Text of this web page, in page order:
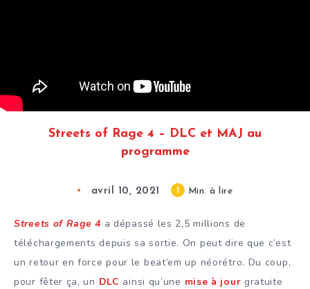
Streets of Rage 4 – DLC et MAJ au
programme
avril 10, 2021 1 Min. à lire
Streets of Rage 4 a dépassé les 2,5 millions de
téléchargements depuis sa sortie. On peut dire que c’est
un retour en force pour le beat’em up néorétro. Du coup,
pour fêter ça, un DLC ainsi qu’une mise à jour gratuite